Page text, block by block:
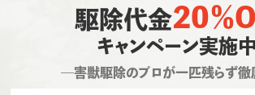
駆除代金20％
キャンペーン実施中
―害獣駆除のプロが一匹残らず